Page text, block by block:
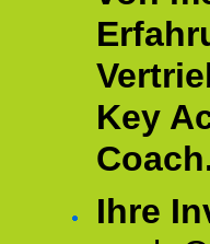
Key
Ihre